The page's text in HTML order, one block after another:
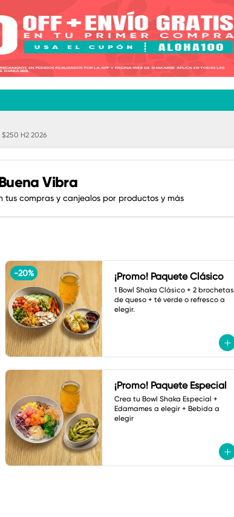
H2 2026
Vibra
tus compras y canjealos por productos y más
-20% ¡Promo! Paquete Clásico
1 Bowl Shaka Clásico + 2 brochetas
de queso + té verde o refresco a
elegir.
¡Promo! Paquete Especial
Crea tu Bowl Shaka Especial +
Edamames a elegir + Bebida a
elegir